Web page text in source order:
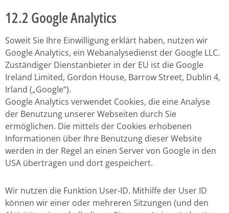
12.2 Google Analytics
Soweit Sie Ihre Einwilligung erklärt haben, nutzen wir
Google Analytics, ein Webanalysedienst der Google LLC.
Zuständiger Dienstanbieter in der EU ist die Google
Ireland Limited, Gordon House, Barrow Street, Dublin 4,
Irland („Google“).
Google Analytics verwendet Cookies, die eine Analyse
der Benutzung unserer Webseiten durch Sie
ermöglichen. Die mittels der Cookies erhobenen
Informationen über Ihre Benutzung dieser Website
werden in der Regel an einen Server von Google in den
USA übertragen und dort gespeichert.
Wir nutzen die Funktion User-ID. Mithilfe der User ID
können wir einer oder mehreren Sitzungen (und den